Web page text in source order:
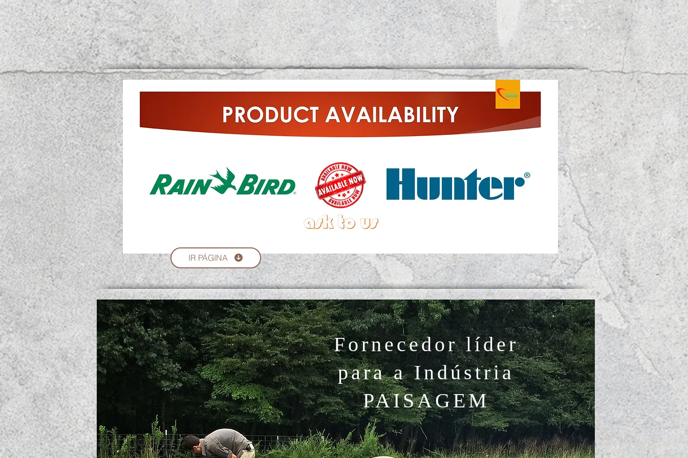
IR PÁGINA
Fornecedor líder
para a Indústria
PAISAGEM